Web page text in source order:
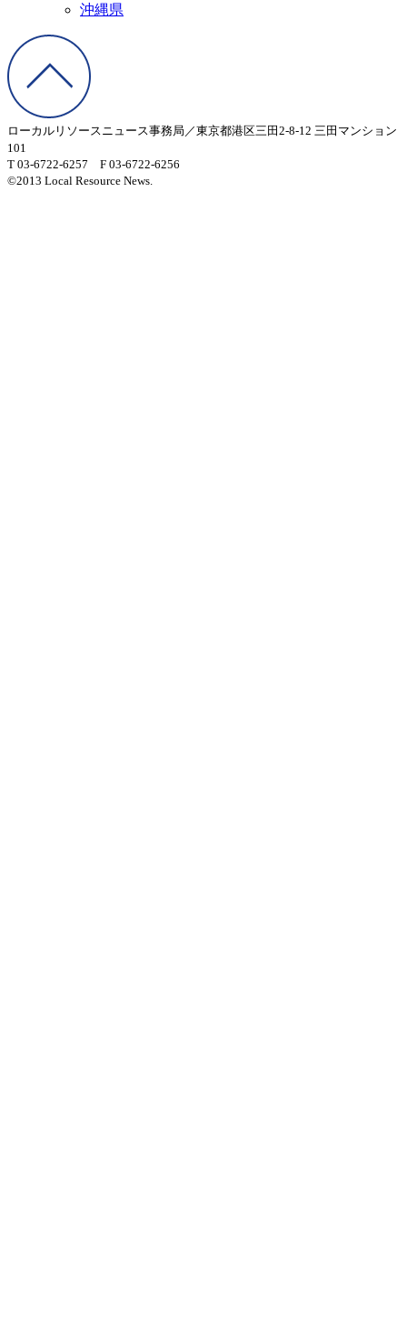
沖縄県
ローカルリソースニュース事務局／東京都港区三田2-8-12 三田マンション
101
T 03-6722-6257 F 03-6722-6256
©2013 Local Resource News.